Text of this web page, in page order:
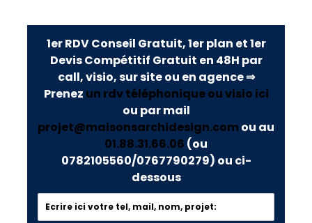
1er RDV Conseil Gratuit, 1er plan et 1er
Devis Compétitif Gratuit en 48H par
call, visio, sur site ou en agence ⇒
Prenez un rdv téléphonique ou visio ici
ou par mail
projet@maisonsarchidesign.com ou au
01.88.31.66.06 (ou
0782105560/0767790279) ou ci-
dessous